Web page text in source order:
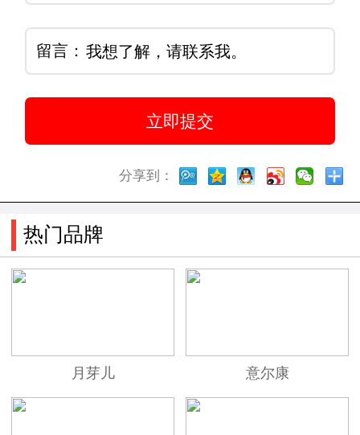
留言：
分享到：
热门品牌
月芽儿 意尔康